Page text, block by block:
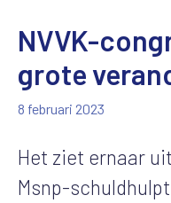
NVVK-
grote
8 februari 2023
Het ziet ernaar
Msnp-